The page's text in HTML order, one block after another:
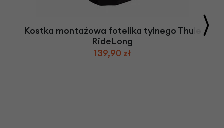
Kostka montażowa fotelika tylnego Thule
RideLong
139,90 zł